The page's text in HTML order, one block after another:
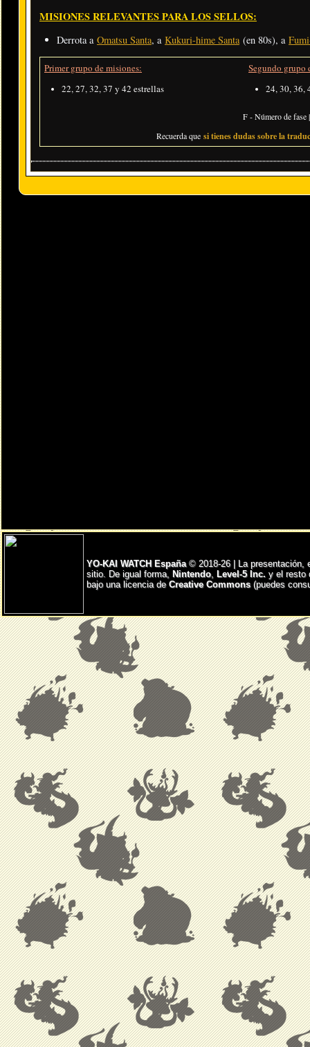
MISIONES RELEVANTES PARA LOS SELLOS:
Derrota a Omatsu Santa, a Kukuri-hime Santa(en 80s), a
Primer grupo de misiones:
22, 27, 32, 37 y 42 estrellas
Segundo grupo
24, 30, 36,
F - Número de fase
Recuerda que si tienes dudas sobre la
YO-KAI WATCH España © 2018-26 | La presentación,
sitio. De igual forma, Nintendo, Level-5 Inc. y el resto
bajo una licencia de Creative Commons(puedes